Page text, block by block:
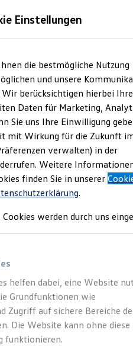
und Gebrauchtwagen
Leasing
LeasingDer
Einstellungen
die bestmögliche Nutzung
und unsere
berücksichtigen hierbei Ihre
Daten für Marketing,
Sie uns Ihre Einwilligung
mit Wirkung für die Zukunft
verwalten) in der
Weitere
finden Sie in unserer
.
werden durch uns
helfen dabei, eine Website
Grundfunktionen wie
Zugriff auf sichere Bereiche
Die Website kann ohne diese
funktionieren.